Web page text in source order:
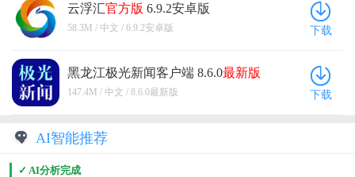
云浮汇官方版 6.9.2安卓版
58.3M / 中文 / 6.9.2安卓版 下载
黑龙江极光新闻客户端 8.6.0最新版
147.4M / 中文 / 8.6.0最新版 下载
AI智能推荐
✓ AI分析完成